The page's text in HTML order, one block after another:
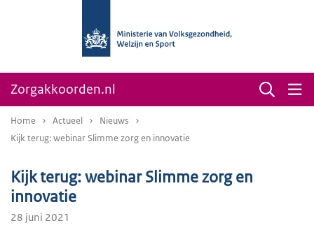
Zorgakkoorden.nl
Home Actueel
Nieuws
Kijk terug: webinar Slimme zorg en innovatie
Kijk terug: webinar Slimme zorg en
innovatie
28 juni 2021